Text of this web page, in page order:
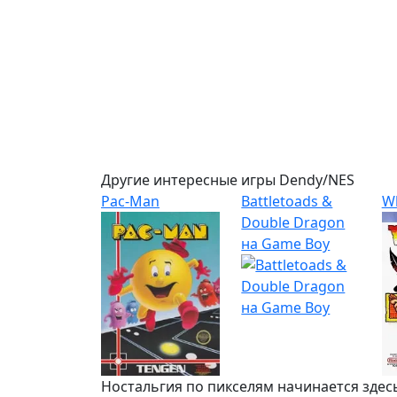
Другие интересные игры Dendy/NES
Pac-Man
Battletoads &
Double Dragon
на Game Boy
Ностальгия по пикселям начинается